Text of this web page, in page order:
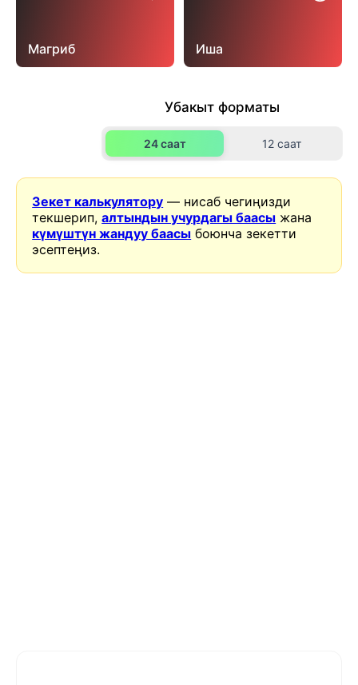
Магриб Иша
Убакыт форматы
24 саат 12 саат
Зекет калькулятору — нисаб чегиңизди
текшерип,алтындын учурдагы баасы жана
күмүштүн жандуу баасы боюнча зекетти
эсептеңиз.